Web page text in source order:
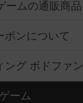
ームの通販商品
ポンについて
ング ボドファン
ーム